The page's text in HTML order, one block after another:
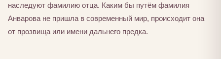
наследуют фамилию отца. Каким бы путём фамилия
Анварова не пришла в современный мир, происходит она
от прозвища или имени дальнего предка.